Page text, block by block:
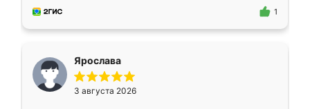
предложил по моему эскизу самый
1
Ярослава
3 августа 2026